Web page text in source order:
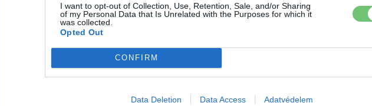
I want to opt-out of Collection, Use, Retention, Sale, and/or Sharing
of my Personal Data that Is Unrelated with the Purposes for which it
was collected.
Opted Out
CONFIRM
Data Deletion Data Access Adatvédelem
idén arra összpontosít, az újonnan kötött Postmates együttműködésen túl
cég értékes segítséget nyújt a lehető legjobb vásárlói élmény megtervezésében. A
vásárlóinak tetszettek az önvezető jármű hangszóróiból érkező hangutasítások,
még el is köszöntek az autótól, amikor az távozott. Az ilyen meglátások
kapcsolatban, hanem az önvezető járművekkel létrejövő összes interakció